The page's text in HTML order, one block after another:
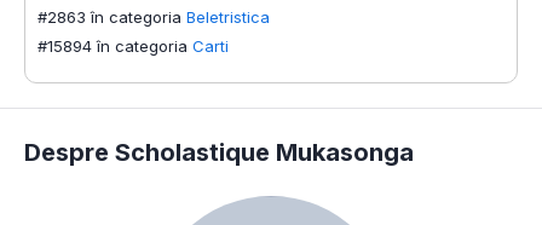
#2863 în categoria Beletristica
#15894 în categoria Carti
Despre Scholastique Mukasonga